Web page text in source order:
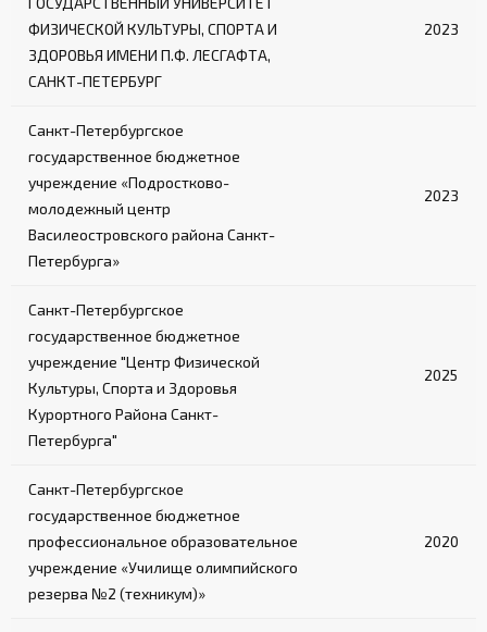
ФИЗИЧЕСКОЙ КУЛЬТУРЫ, СПОРТА И
ЗДОРОВЬЯ ИМЕНИ П.Ф. ЛЕСГАФТА,
САНКТ-ПЕТЕРБУРГ
2023
Санкт-Петербургское
государственное бюджетное
учреждение «Подростково-
молодежный центр
Василеостровского района Санкт-
Петербурга»
2023
Санкт-Петербургское
государственное бюджетное
учреждение "Центр Физической
Культуры, Спорта и Здоровья
Курортного Района Санкт-
Петербурга"
2025
Санкт-Петербургское
государственное бюджетное
профессиональное образовательное
учреждение «Училище олимпийского
резерва №2 (техникум)»
2020